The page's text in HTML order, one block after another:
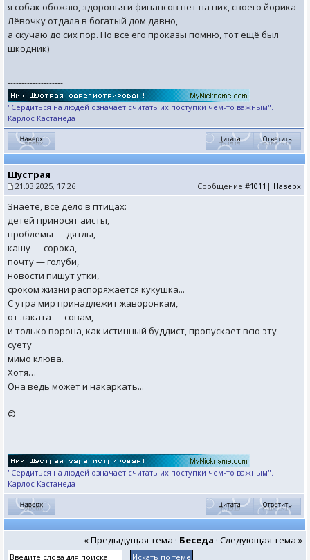
я собак обожаю, здоровья и финансов нет на них, своего йорика
Лёвочку отдала в богатый дом давно,
а скучаю до сих пор. Но все его проказы помню, тот ещё был
шкодник)
--------------------
"Сердиться на людей означает считать их поступки чем-то важным".
Карлос Кастанеда
Шустрая
21.03.2025, 17:26 Сообщение#1011 | Наверх
Знаете, все дело в птицах:
детей приносят аисты,
проблемы — дятлы,
кашу — сорока,
почту — голуби,
новости пишут утки,
сроком жизни pacпоряжается кукушка...
C утра мир принадлежит жаворонкам,
от заката — совам,
и только вopoна, как истинный буддист, пропускает всю эту
суету
мимо клюва.
Xoтя…
Она ведь может и накаркать...
©
--------------------
"Сердиться на людей означает считать их поступки чем-то важным".
Карлос Кастанеда
« Предыдущая тема · Беседа · Следующая тема »